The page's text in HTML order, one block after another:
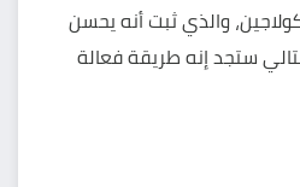
والذي ثبت أنه يحسن
ستجد إنه طريقة فعالة